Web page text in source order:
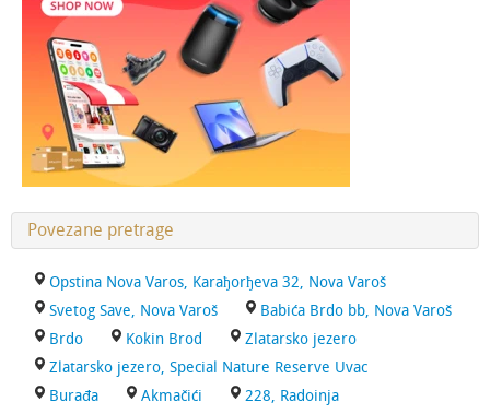
Povezane pretrage
Opstina Nova Varos, Karaђorђeva 32, Nova Varoš
Svetog Save, Nova Varoš
Babića Brdo bb, Nova Varoš
Brdo
Kokin Brod
Zlatarsko jezero
Zlatarsko jezero, Special Nature Reserve Uvac
Burađa
Akmačići
228, Radoinja